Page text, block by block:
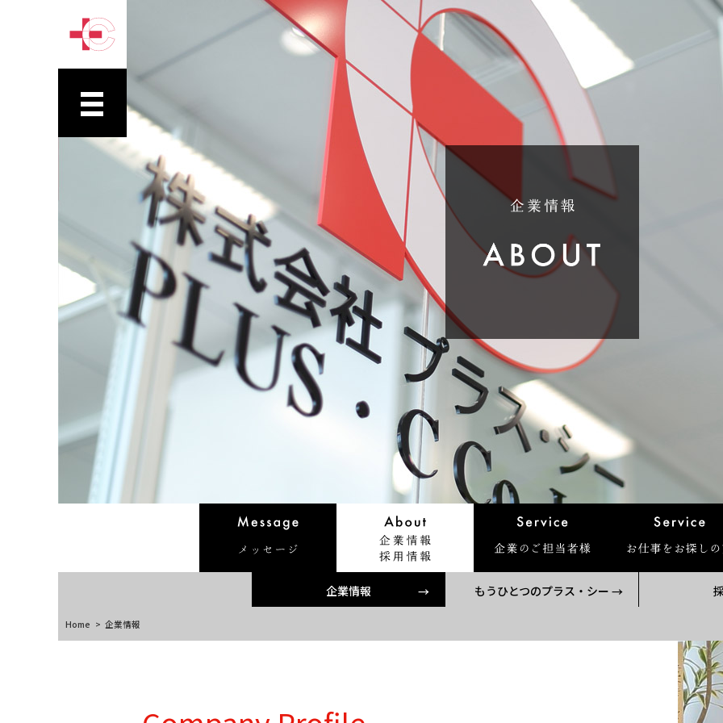
企業情報 もうひとつのプラス・シー
Home > 企業情報